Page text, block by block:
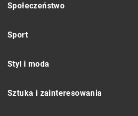
Społeczeństwo
Sport
Styl i moda
Sztuka i zainteresowania